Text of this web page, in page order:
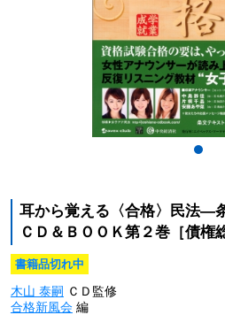
耳から覚える〈合格〉民法―
ＣＤ＆ＢＯＯＫ第２巻［債権
書籍品切れ中
木山 泰嗣 ＣＤ監修
合格新風会編